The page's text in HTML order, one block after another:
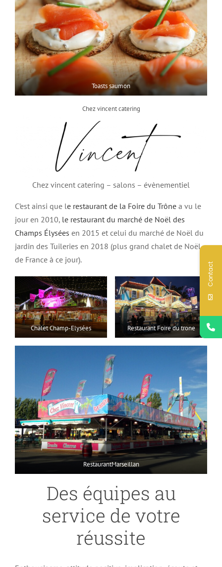
Toasts saumon
Chez vincent catering
Chez vincent catering – salons – évènementiel
C’est ainsi que le restaurant de la Foire du Trône a vu le
jour en 2010, le restaurant du marché de Noël des
Champs Élysées en 2015 et celui du marché de Noël du
jardin des Tuileries en 2018 (plus grand chalet de Noël
de France à ce jour).
Chalet Champ-Elysées Restaurant Foire du trone
RestaurantMarseillan
Des équipes au
service de votre
réussite
Contact